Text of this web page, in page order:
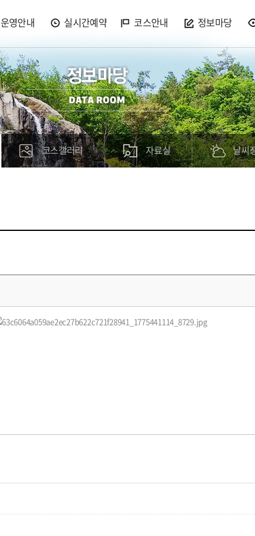
운영안내 실시간예약 코스안내 정보마당
코스갤러리 자료실 날씨